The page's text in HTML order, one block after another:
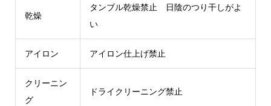
乾燥
タンブル乾燥禁止 日陰のつり干しがよ
い
アイロン アイロン仕上げ禁止
クリーニン
グ
ドライクリーニング禁止